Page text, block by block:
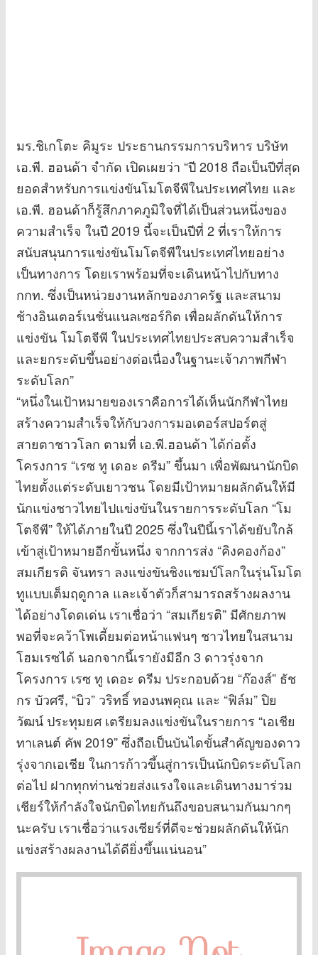
มร.ชิเกโตะ คิมูระ ประธานกรรมการบริหาร บริษัท
เอ.พี. ฮอนด้า จำกัด เปิดเผยว่า “ปี 2018 ถือเป็นปีที่สุด
ยอดสำหรับการแข่งขันโมโตจีพีในประเทศไทย และ
เอ.พี. ฮอนด้าก็รู้สึกภาคภูมิใจที่ได้เป็นส่วนหนึ่งของ
ความสำเร็จ ในปี 2019 นี้จะเป็นปีที่ 2 ที่เราให้การ
สนับสนุนการแข่งขันโมโตจีพีในประเทศไทยอย่าง
เป็นทางการ โดยเราพร้อมที่จะเดินหน้าไปกับทาง
กกท. ซึ่งเป็นหน่วยงานหลักของภาครัฐ และสนาม
ช้างอินเตอร์เนชั่นแนลเซอร์กิต เพื่อผลักดันให้การ
แข่งขัน โมโตจีพี ในประเทศไทยประสบความสำเร็จ
และยกระดับขึ้นอย่างต่อเนื่องในฐานะเจ้าภาพกีฬา
ระดับโลก”
“หนึ่งในเป้าหมายของเราคือการได้เห็นนักกีฬาไทย
สร้างความสำเร็จให้กับวงการมอเตอร์สปอร์ตสู่
สายตาชาวโลก ตามที่ เอ.พี.ฮอนด้า ได้ก่อตั้ง
โครงการ “เรซ ทู เดอะ ดรีม” ขึ้นมา เพื่อพัฒนานักบิด
ไทยตั้งแต่ระดับเยาวชน โดยมีเป้าหมายผลักดันให้มี
นักแข่งชาวไทยไปแข่งขันในรายการระดับโลก “โม
โตจีพี” ให้ได้ภายในปี 2025 ซึ่งในปีนี้เราได้ขยับใกล้
เข้าสู่เป้าหมายอีกขั้นหนึ่ง จากการส่ง “คิงคองก้อง”
สมเกียรติ จันทรา ลงแข่งขันชิงแชมป์โลกในรุ่นโมโต
ทูแบบเต็มฤดูกาล และเจ้าตัวก็สามารถสร้างผลงาน
ได้อย่างโดดเด่น เราเชื่อว่า “สมเกียรติ” มีศักยภาพ
พอที่จะคว้าโพเดี้ยมต่อหน้าแฟนๆ ชาวไทยในสนาม
โฮมเรซได้ นอกจากนี้เรายังมีอีก 3 ดาวรุ่งจาก
โครงการ เรซ ทู เดอะ ดรีม ประกอบด้วย “ก๊องส์” ธัช
กร บัวศรี, “บิว” วริทธิ์ ทองนพคุณ และ “ฟิล์ม” ปิย
วัฒน์ ประทุมยศ เตรียมลงแข่งขันในรายการ “เอเชีย
ทาเลนต์ คัพ 2019” ซึ่งถือเป็นบันไดขั้นสำคัญของดาว
รุ่งจากเอเชีย ในการก้าวขึ้นสู่การเป็นนักบิดระดับโลก
ต่อไป ฝากทุกท่านช่วยส่งแรงใจและเดินทางมาร่วม
เชียร์ให้กำลังใจนักบิดไทยกันถึงขอบสนามกันมากๆ
นะครับ เราเชื่อว่าแรงเชียร์ที่ดีจะช่วยผลักดันให้นัก
แข่งสร้างผลงานได้ดียิ่งขึ้นแน่นอน”